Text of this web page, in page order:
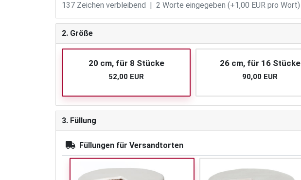
137 Zeichen verbleibend | 2 Worte eingegeben (+1,00 EUR pro Wort)
2. Größe
20 cm, für 8 Stücke
52,00 EUR
26 cm, für 16 Stücke
90,00 EUR
3. Füllung
Füllungen für Versandtorten